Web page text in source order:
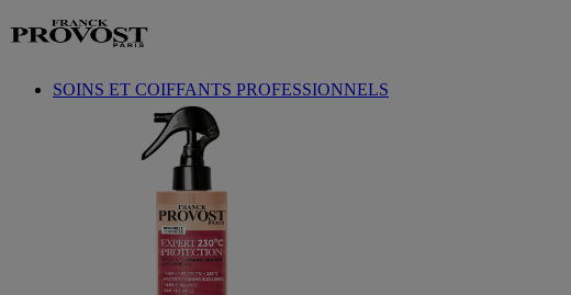
Aller au contenu
SOINS ET COIFFANTS PROFESSIONNELS